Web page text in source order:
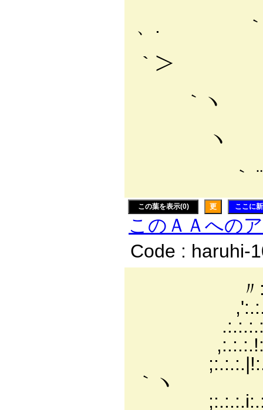
、. ｀
｀＞
｀
ヽ
｀ ¨¨
この葉を表示(0) 更 ここに
このＡＡへの
Code : haruhi-
〃
,':.:.:.:.:.:./
｀ヽ